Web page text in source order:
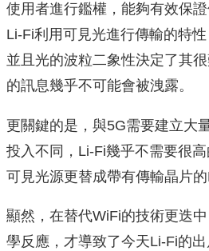
使用者進行鑑權，能夠有效保證
Li-Fi利用可見光進行傳輸的特
並且光的波粒二象性決定了其
的訊息幾乎不可能會被洩露。
更關鍵的是，與5G需要建立大
投入不同，Li-Fi幾乎不需要很
可見光源更替成帶有傳輸晶片的
顯然，在替代WiFi的技術更迭
學反應，才導致了今天Li-Fi的出